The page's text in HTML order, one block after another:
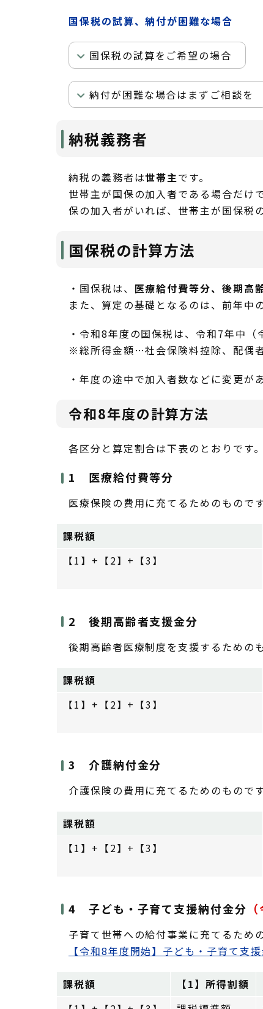
国保税の試算、納付が困難な場合
国保税の試算をご希望の場合
納付が困難な場合はまずご相談を
納税義務者
納税の義務者は世帯主です。
世帯主が国保の加入者である場合だけ
保の加入者がいれば、世帯主が国保税
国保税の計算方法
・国保税は、 医療給付費等分、後期高
また、算定の基礎となるのは、前年中
・令和8年度の国保税は、令和7年中
※総所得金額…社会保険料控除、配偶
・年度の途中で加入者数などに変更が
令和8年度の計算方法
各区分と算定割合は下表のとおりです。
1 医療給付費等分
医療保険の費用に充てるためのものです
課税額
【1】+【2】+【3】
2 後期高齢者支援金分
後期高齢者医療制度を支援するためのも
課税額
【1】+【2】+【3】
3 介護納付金分
介護保険の費用に充てるためのもので
課税額
【1】+【2】+【3】
4 子ども・子育て支援納付金分
子育て世帯への給付事業に充てるための
【令和8年度開始】子ども・子育て支
課税額 【1】所得割額